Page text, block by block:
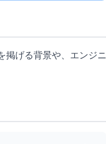
掲げる背景や、エンジニ